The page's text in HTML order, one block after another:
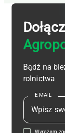
Bądź na
rolnictwa
E-MAIL